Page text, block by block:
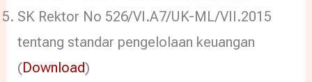
SK Rektor No 526/VI.A7/UK-ML/VII.2015
tentang standar pengelolaan keuangan
(Download)